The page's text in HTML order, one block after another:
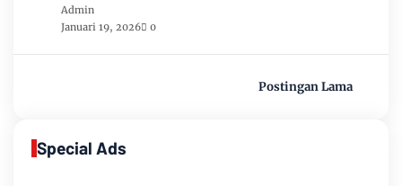
Admin
Januari 19, 2026
0
Postingan Lama
Special Ads